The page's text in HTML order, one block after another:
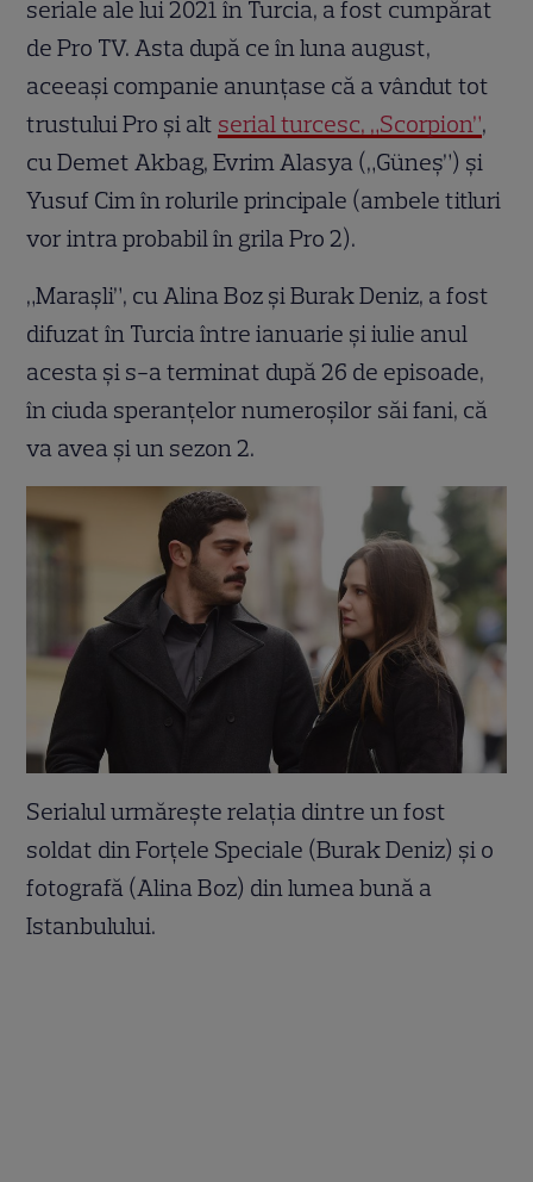
seriale ale lui 2021 în Turcia, a fost cumpărat
de Pro TV. Asta după ce în luna august,
aceeași companie anunțase că a vândut tot
trustului Pro și alt serial turcesc, „Scorpion”,
cu Demet Akbag, Evrim Alasya („Güneş”) și
Yusuf Cim în rolurile principale (ambele titluri
vor intra probabil în grila Pro 2).
„Maraşli”, cu Alina Boz și Burak Deniz, a fost
difuzat în Turcia între ianuarie și iulie anul
acesta și s-a terminat după 26 de episoade,
în ciuda speranțelor numeroșilor săi fani, că
va avea și un sezon 2.
Serialul urmărește relația dintre un fost
soldat din Forțele Speciale (Burak Deniz) și o
fotografă (Alina Boz) din lumea bună a
Istanbulului.